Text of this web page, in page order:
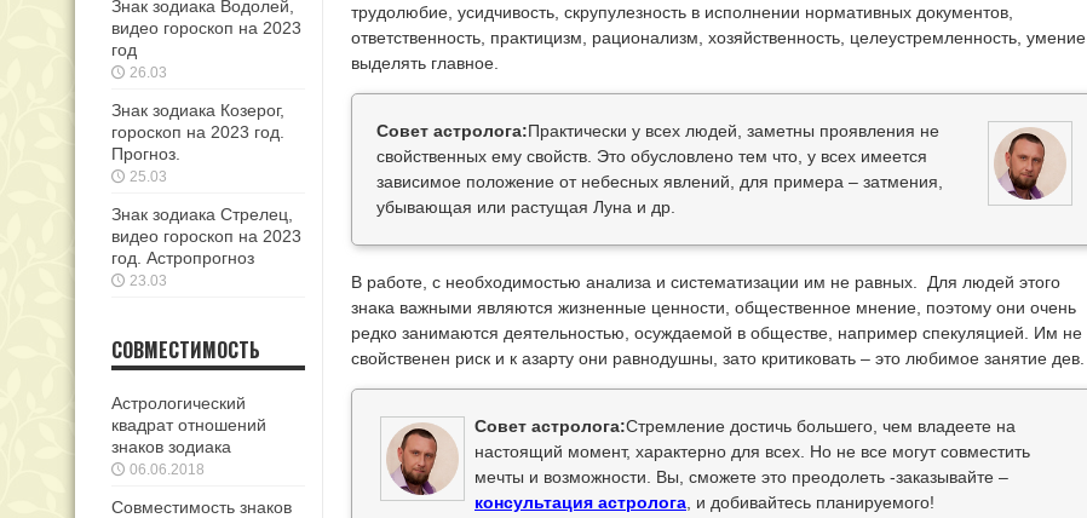
трудолюбие, усидчивость, скрупулезность в исполнении нормативных документов,
ответственность, практицизм, рационализм, хозяйственность, целеустремленность, умение
выделять главное.
Совет астролога:Практически у всех людей, заметны проявления не
свойственных ему свойств. Это обусловлено тем что, у всех имеется
зависимое положение от небесных явлений, для примера – затмения,
убывающая или растущая Луна и др.
В работе, с необходимостью анализа и систематизации им не равных. Для людей этого
знака важными являются жизненные ценности, общественное мнение, поэтому они очень
редко занимаются деятельностью, осуждаемой в обществе, например спекуляцией. Им не
свойственен риск и к азарту они равнодушны, зато критиковать – это любимое занятие дев.
Совет астролога:Стремление достичь большего, чем владеете на
настоящий момент, характерно для всех. Но не все могут совместить
мечты и возможности. Вы, сможете это преодолеть -заказывайте –
консультация астролога , и добивайтесь планируемого!
Знак зодиака Водолей,
видео гороскоп на 2023
год
26.03
Знак зодиака Козерог,
гороскоп на 2023 год.
Прогноз.
25.03
Знак зодиака Стрелец,
видео гороскоп на 2023
год. Астропрогноз
23.03
СОВМЕСТИМОСТЬ
Астрологический
квадрат отношений
знаков зодиака
06.06.2018
Совместимость знаков